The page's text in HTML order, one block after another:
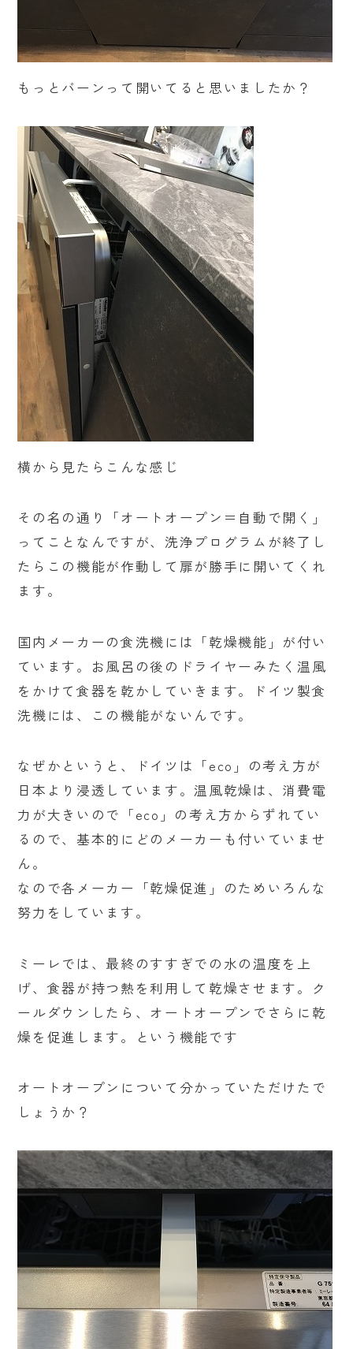
もっとバーンって開いてると思いましたか？
横から見たらこんな感じ
その名の通り「オートオープン＝自動で開く」
ってことなんですが、洗浄プログラムが終了し
たらこの機能が作動して扉が勝手に開いてくれ
ます。
国内メーカーの食洗機には「乾燥機能」が付い
ています。お風呂の後のドライヤーみたく温風
をかけて食器を乾かしていきます。ドイツ製食
洗機には、この機能がないんです。
なぜかというと、ドイツは「eco」の考え方が
日本より浸透しています。温風乾燥は、消費電
力が大きいので「eco」の考え方からずれてい
るので、基本的にどのメーカーも付いていませ
ん。
なので各メーカー「乾燥促進」のためいろんな
努力をしています。
ミーレでは、最終のすすぎでの水の温度を上
げ、食器が持つ熱を利用して乾燥させます。ク
ールダウンしたら、オートオープンでさらに乾
燥を促進します。という機能です
オートオープンについて分かっていただけたで
しょうか？